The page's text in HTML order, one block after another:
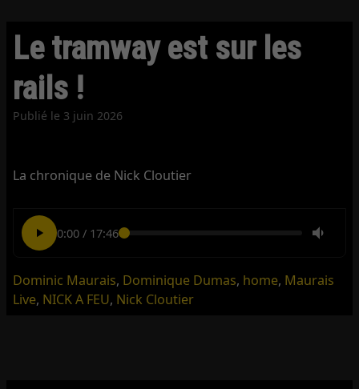
Le tramway est sur les
rails !
Publié le 3 juin 2026
La chronique de Nick Cloutier
0:00/ 17:46
Dominic Maurais, Dominique Dumas, home, Maurais
Live, NICK A FEU, Nick Cloutier